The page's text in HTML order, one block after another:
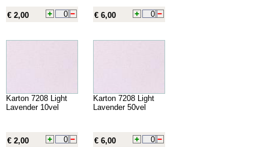
€ 2,00 € 6,00
Karton 7208 Light
Lavender 10vel
€ 2,00
Karton 7208 Light
Lavender 50vel
€ 6,00